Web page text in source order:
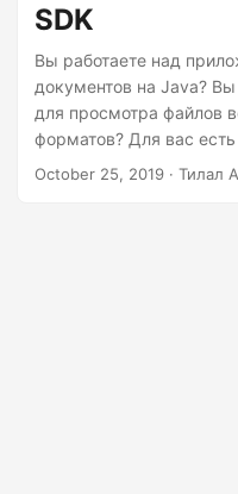
просмотра документов
рендеринга документов
использовать Python
SDK
Вы работаете над
документов на Java?
для просмотра файлов
форматов? Для вас
отображать файлы MS
SDK для Java. Чтобы
было легко отображать
установки какого-
October 25, 2019 · Тилал